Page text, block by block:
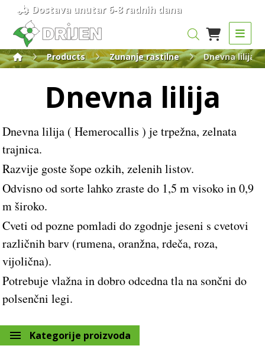
Dostava unutar 6-8 radnih dana
Products Zunanje rastilne Dnevna lilija
Dnevna lilija
Dnevna lilija ( Hemerocallis ) je trpežna, zelnata
trajnica.
Razvije goste šope ozkih, zelenih listov.
Odvisno od sorte lahko zraste do 1,5 m visoko in 0,9
m široko.
Cveti od pozne pomladi do zgodnje jeseni s cvetovi
različnih barv (rumena, oranžna, rdeča, roza,
vijolična).
Potrebuje vlažna in dobro odcedna tla na sončni do
polsenčni legi.
Kategorije proizvoda